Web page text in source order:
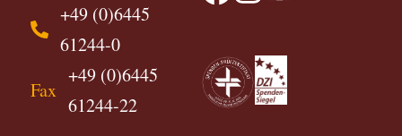
+49 (0)6445
61244-0
Fax
+49 (0)6445
61244-22